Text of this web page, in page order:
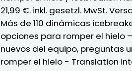
21,99 €. inkl. gesetzl. MwSt.
Más de 110 dinámicas
opciones para romper el hielo
nuevos del equipo, preguntas
romper el hielo - Translation